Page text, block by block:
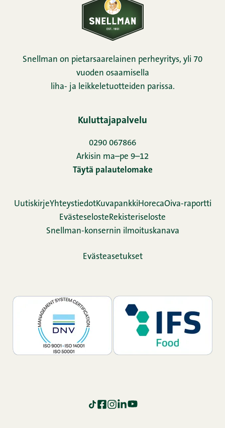
Snellman on pietarsaarelainen perheyritys, yli 70
vuoden osaamisella
liha- ja leikkeletuotteiden parissa.
Kuluttajapalvelu
0290 067866
Arkisin ma–pe 9–12
Täytä palautelomake
UutiskirjeYhteystiedotKuvapankki HorecaOiva-raportti
Evästeseloste Rekisteriseloste
Snellman-konsernin ilmoituskanava
Evästeasetukset
TikTok
Facebook
Instagram
LinkedIn
YouTube